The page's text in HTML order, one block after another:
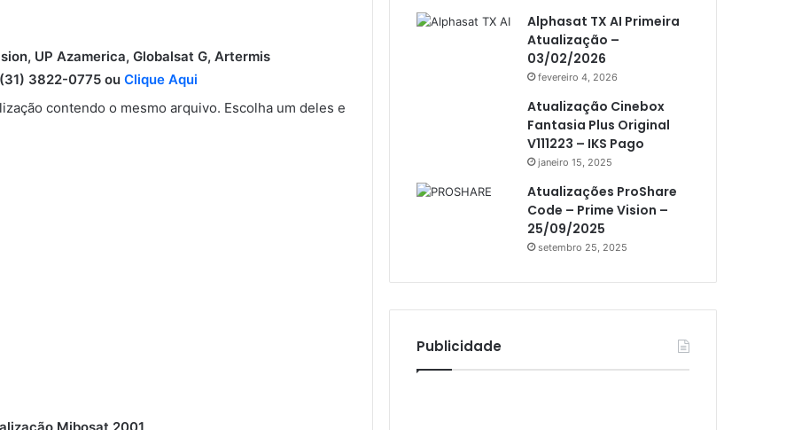
UP Azamerica, Globalsat G, Artermis
3822-0775 ou Clique Aqui
contendo o mesmo arquivo. Escolha um deles e
Athomics Eon
Athomics i3
Athomics i3 Bold
Athomics Inspire Qi
Athomics inspire Qi Compact
Athomics Inspire Qi Lite
Athomics S3
Athomics T3
ATV
Alphasat TX AI Primeira
Atualização –
03/02/2026
fevereiro 4, 2026
Atualização Cinebox
Fantasia Plus Original
V111223 – IKS Pago
janeiro 15, 2025
Atualizações ProShare
Code – Prime Vision –
25/09/2025
setembro 25, 2025
Publicidade